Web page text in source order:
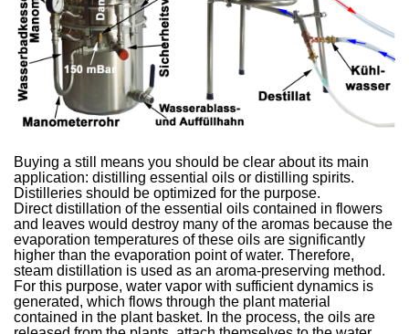
Buying a still means you should be clear about its main
application: distilling essential oils or distilling spirits.
Distilleries should be optimized for the purpose.
Direct distillation of the essential oils contained in flowers
and leaves would destroy many of the aromas because the
evaporation temperatures of these oils are significantly
higher than the evaporation point of water. Therefore,
steam distillation is used as an aroma-preserving method.
For this purpose, water vapor with sufficient dynamics is
generated, which flows through the plant material
contained in the plant basket. In the process, the oils are